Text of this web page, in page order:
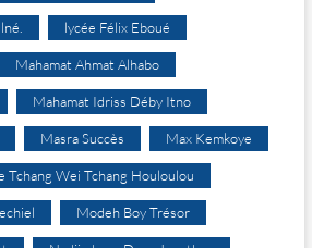
lycée Félix Eboué
Mahamat Ahmat Alhabo
Mahamat Idriss Déby Itno
Masra Succès Max Kemkoye
Tchang Wei Tchang Houloulou
Modeh Boy Trésor